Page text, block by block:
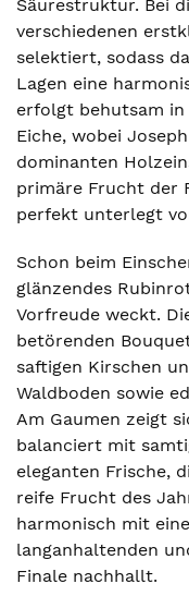
Säurestruktur. Bei
verschiedenen
selektiert, sodass
Lagen eine
erfolgt behutsam in
Eiche, wobei
dominanten
primäre Frucht der
perfekt unterlegt
Schon beim
glänzendes
Vorfreude weckt.
betörenden
saftigen Kirschen
Waldboden sowie
Am Gaumen zeigt
balanciert mit
eleganten Frische,
reife Frucht des
harmonisch mit
langanhaltenden
Finale nachhallt.